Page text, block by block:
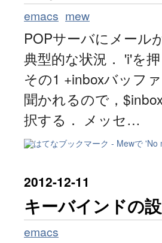
emacs mew
POPサーバにメール
典型的な状況． 'i'を
その1 +inboxバッフ
聞かれるので，
択する． メッセ…
2012-12-11
キーバインドの
emacs